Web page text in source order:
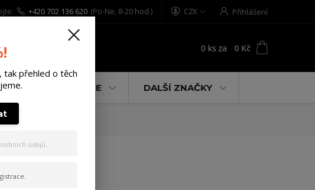
CZK Přihlášení
+420 702 136 620 (Po-Ne, 8-20 hod.)
0 ks za 0 Kč
% AKCE DALŠÍ ZNAČKY
white L
tak přehled o těch
údajů.